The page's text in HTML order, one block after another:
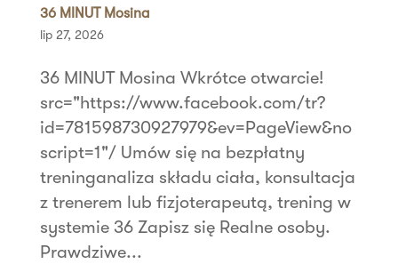
36 MINUT Mosina
lip 27, 2026
36 MINUT Mosina Wkrótce otwarcie!
src="https://www.facebook.com/tr?
id=781598730927979&ev=PageView&no
script=1"/ Umów się na bezpłatny
treninganaliza składu ciała, konsultacja
z trenerem lub fizjoterapeutą, trening w
systemie 36 Zapisz się Realne osoby.
Prawdziwe...